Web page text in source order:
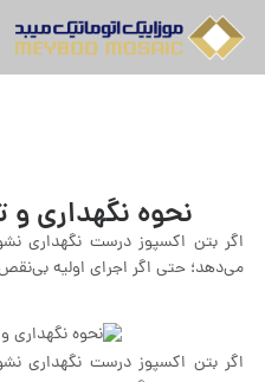
نحوه نگهداری و
اگر بتن اکسپوز درست نگهداری
می‌دهد؛ حتی اگر اجرای اولیه
اگر بتن اکسپوز درست نگهداری